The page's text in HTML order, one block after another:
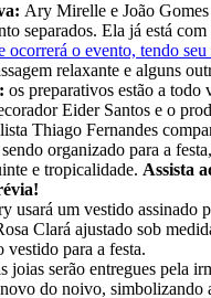
Ary Mirelle e João Gomes
separados. Ela já está
ocorrerá o evento, tendo
relaxante e alguns
os preparativos estão a todo
Eider Santos e o
Thiago Fernandes
organizado para a
e tropicalidade. Assista
usará um vestido assinado
Clará ajustado sob
vestido para a festa.
joias serão entregues pela
do noivo, simbolizando